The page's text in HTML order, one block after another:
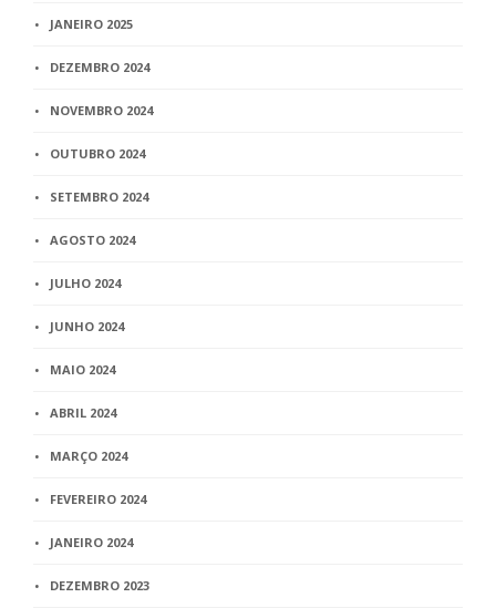
JANEIRO 2025
DEZEMBRO 2024
NOVEMBRO 2024
OUTUBRO 2024
SETEMBRO 2024
AGOSTO 2024
JULHO 2024
JUNHO 2024
MAIO 2024
ABRIL 2024
MARÇO 2024
FEVEREIRO 2024
JANEIRO 2024
DEZEMBRO 2023